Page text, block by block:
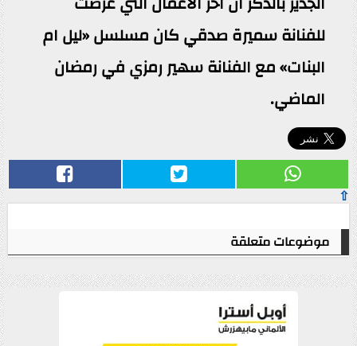
للفنانة سميرة صدقي كان مسلسل «ليل ام
البنات» مع الفنانة سهير رمزي في رمضان
الماضي.
⇧
موضوعات متعلقة